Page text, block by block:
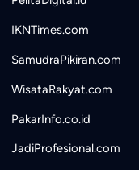
IKNTimes.com
SamudraPikiran.com
WisataRakyat.com
PakarInfo.co.id
JadiProfesional.com